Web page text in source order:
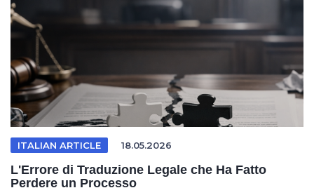
ITALIAN ARTICLE 18.05.2026
L'Errore di Traduzione Legale che Ha Fatto
Perdere un Processo